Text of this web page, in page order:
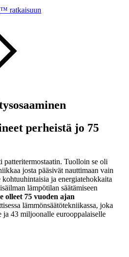
ratkaisuun
perheistä jo 75
Tuolloin se oli
josta pääsivät nauttimaan vain
​​ja energiatehokkaita
lämpötilan säätämiseen
olleet 75 vuoden ajan
lämmönsäätötekniikassa, joka
ja 43 miljoonalle eurooppalaiselle